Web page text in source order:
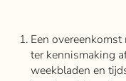
Een
ter kennismaking
weekbladen en